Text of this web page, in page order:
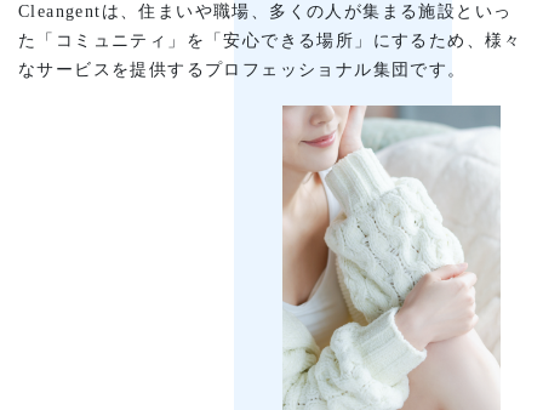
Cleangentは、住まいや職場、多くの人が集まる施設といっ
た「コミュニティ」を「安心できる場所」にするため、様々
なサービスを提供するプロフェッショナル集団です。